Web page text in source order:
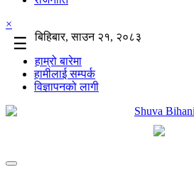
×
☰
बिहिबार, साउन २१, २०८३
हाम्रो बारेमा
हामीलाई सम्पर्क
विज्ञापनको लागी